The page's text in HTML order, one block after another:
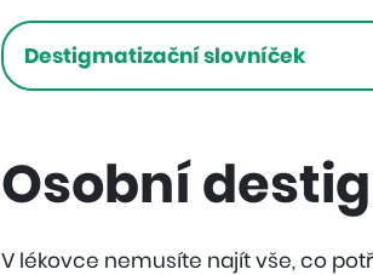
Destigmatizační slovníček
Osobní
V lékovce nemusíte najít vše, co